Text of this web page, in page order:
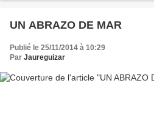
UN ABRAZO DE MAR
Publié le 25/11/2014 à 10:29
Par Jaureguizar